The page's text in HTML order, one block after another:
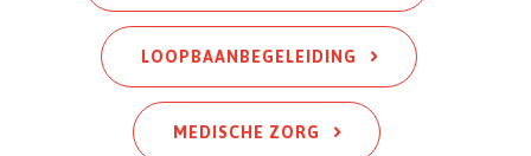
LOOPBAANBEGELEIDING
MEDISCHE ZORG